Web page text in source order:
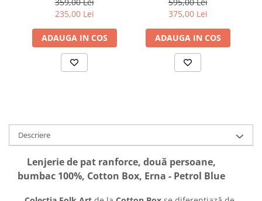
235,00 Lei
ADAUGA IN COS
White
375,00 Lei
ADAUGA IN COS
Descriere
Lenjerie de pat ranforce, două persoane,
bumbac 100%, Cotton Box, Erna - Petrol Blue